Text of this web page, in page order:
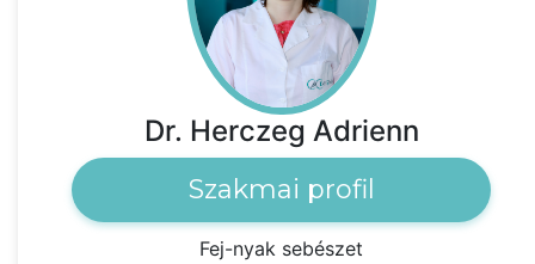
Dr. Herczeg Adrienn
Szakmai profil
Fej-nyak sebészet